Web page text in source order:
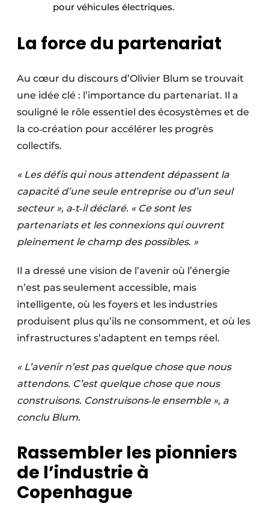
pour véhicules électriques.
La force du partenariat
Au cœur du discours d’Olivier Blum se trouvait
une idée clé : l’importance du partenariat. Il a
souligné le rôle essentiel des écosystèmes et de
la co‑création pour accélérer les progrès
collectifs.
« Les défis qui nous attendent dépassent la
capacité d’une seule entreprise ou d’un seul
secteur », a‑t‑il déclaré. « Ce sont les
partenariats et les connexions qui ouvrent
pleinement le champ des possibles. »
Il a dressé une vision de l’avenir où l’énergie
n’est pas seulement accessible, mais
intelligente, où les foyers et les industries
produisent plus qu’ils ne consomment, et où les
infrastructures s’adaptent en temps réel.
« L’avenir n’est pas quelque chose que nous
attendons. C’est quelque chose que nous
construisons. Construisons‑le ensemble », a
conclu Blum.
Rassembler les pionniers
de l’industrie à
Copenhague